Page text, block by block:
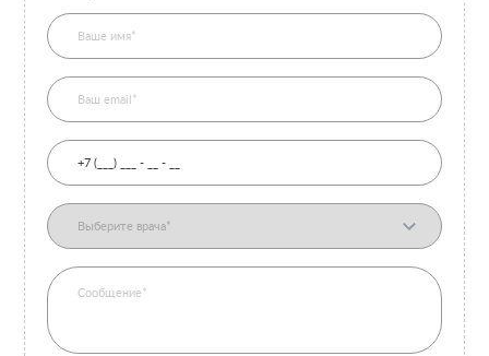
Цены
Новости и СМИ Cтатьи и публикации
Программа лояльности и подарочные сертификаты
Медицинский туризм